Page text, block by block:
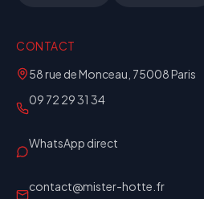
CONTACT
58 rue de Monceau, 75008 Paris
09 72 29 31 34
WhatsApp direct
contact@mister-hotte.fr